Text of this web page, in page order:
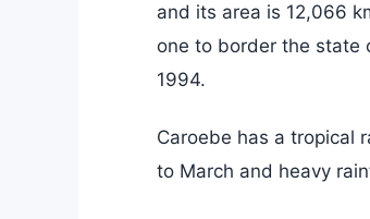
and its area is 12,066
one to border the state
1994.
Caroebe has a tropical
to March and heavy